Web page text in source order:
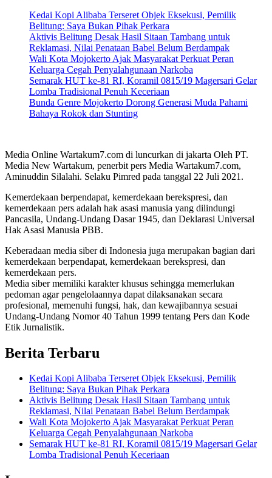
Kedai Kopi Alibaba Terseret Objek Eksekusi, Pemilik
Belitung: Saya Bukan Pihak Perkara
Aktivis Belitung Desak Hasil Sitaan Tambang untuk
Reklamasi, Nilai Penataan Babel Belum Berdampak
Wali Kota Mojokerto Ajak Masyarakat Perkuat Peran
Keluarga Cegah Penyalahgunaan Narkoba
Semarak HUT ke-81 RI, Koramil 0815/19 Magersari Gelar
Lomba Tradisional Penuh Keceriaan
Bunda Genre Mojokerto Dorong Generasi Muda Pahami
Bahaya Rokok dan Stunting
Media Online Wartakum7.com di luncurkan di jakarta Oleh PT.
Media New Wartakum, penerbit pers Media Wartakum7.com,
Aminuddin Silalahi. Selaku Pimred pada tanggal 22 Juli 2021.
Kemerdekaan berpendapat, kemerdekaan berekspresi, dan
kemerdekaan pers adalah hak asasi manusia yang dilindungi
Pancasila, Undang-Undang Dasar 1945, dan Deklarasi Universal
Hak Asasi Manusia PBB.
Keberadaan media siber di Indonesia juga merupakan bagian dari
kemerdekaan berpendapat, kemerdekaan berekspresi, dan
kemerdekaan pers.
Media siber memiliki karakter khusus sehingga memerlukan
pedoman agar pengelolaannya dapat dilaksanakan secara
profesional, memenuhi fungsi, hak, dan kewajibannya sesuai
Undang-Undang Nomor 40 Tahun 1999 tentang Pers dan Kode
Etik Jurnalistik.
Berita Terbaru
Kedai Kopi Alibaba Terseret Objek Eksekusi, Pemilik
Belitung: Saya Bukan Pihak Perkara
Aktivis Belitung Desak Hasil Sitaan Tambang untuk
Reklamasi, Nilai Penataan Babel Belum Berdampak
Wali Kota Mojokerto Ajak Masyarakat Perkuat Peran
Keluarga Cegah Penyalahgunaan Narkoba
Semarak HUT ke-81 RI, Koramil 0815/19 Magersari Gelar
Lomba Tradisional Penuh Keceriaan